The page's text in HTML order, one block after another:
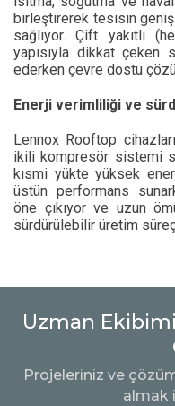
birleştirerek tesisin geniş
sağlıyor. Çift yakıtlı
yapısıyla dikkat çeken
ederken çevre dostu
Enerji verimliliği ve
Lennox Rooftop
ikili kompresör sistemi
kısmi yükte yüksek
üstün performans
öne çıkıyor ve uzun
sürdürülebilir üretim
Uzman
Projeleriniz ve
almak